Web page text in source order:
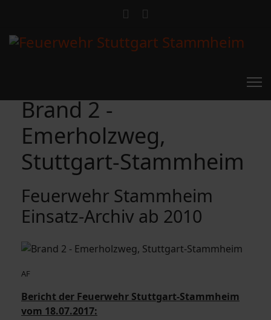
Feuerwehr Stammheim
Einsatz-Archiv ab 2010
Brand 2 -
Emerholzweg,
Stuttgart-Stammheim
AF
Bericht der Feuerwehr Stuttgart-Stammheim
vom 18.07.2017: